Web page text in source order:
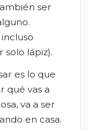
ser
solo lápiz).
es lo que
qué vas a
va a ser
en casa.